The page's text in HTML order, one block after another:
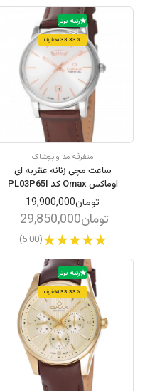
رتبه برتر
33.33% تخفیف
متفرقه مد و پوشاک
ساعت مچی زنانه عقربه ای
اوماکس Omax کد PL03P65I
تومان19,900,000
تومان29,850,000
(5.00)
رتبه برتر
33.33% تخفیف